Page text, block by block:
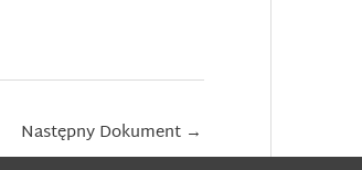
Następny Dokument →